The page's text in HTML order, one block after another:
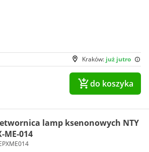
Kraków: już jutro
do koszyka
lamp ksenonowych NTY
ME-014